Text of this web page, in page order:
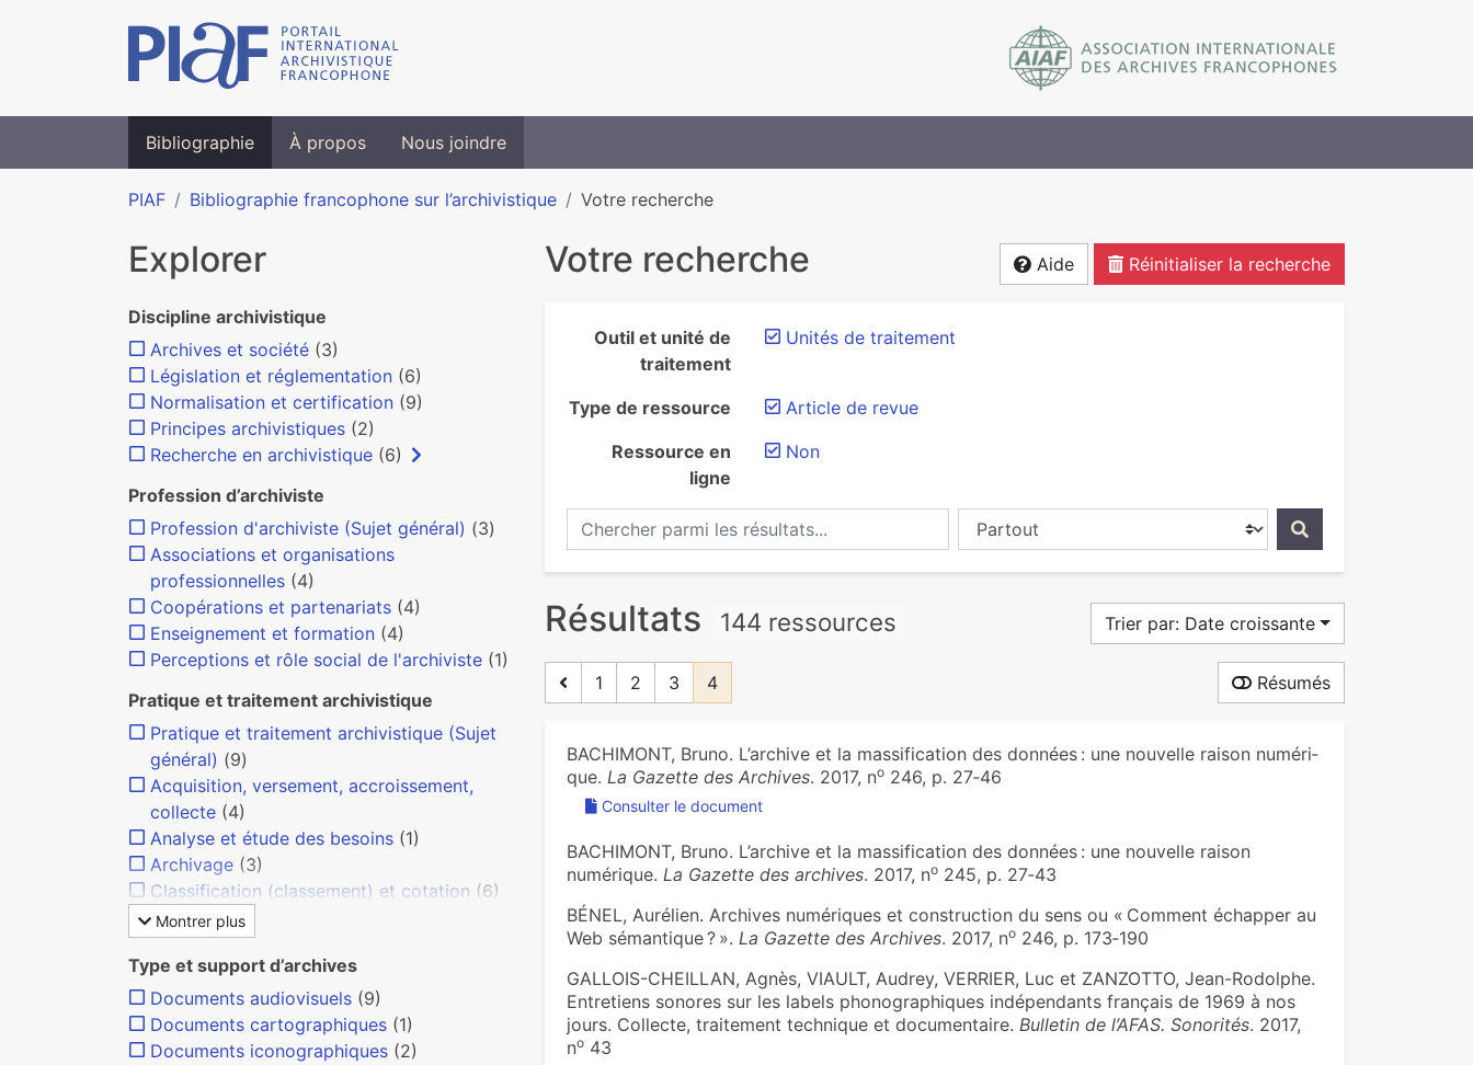
Bibliographie À propos Nous joindre
PIAF Bibliographie francophone sur l’archivistique Votre recherche
Votre recherche Aide Réinitialiser la recherche
Outil et unité de
traitement
Unités de traitement
Type de ressource
Article de revue
Ressource en
ligne
Non
Chercher parmi les résultats... Chercher dans...
Résultats 144 ressources Trier par: Date croissante
1 2 3 4 Résumés
BACHIMONT, Bruno. L’archive et la mas­si­fi­ca­tion des don­nées : une nou­velle raison numé­ri­
que. La Gazette des Archives. 2017, no246, p. 27‑46
Consulter le document
BACHIMONT, Bruno. L’archive et la massification des données : une nouvelle raison
numérique. La Gazette des archives. 2017, no245, p. 27‑43
BÉNEL, Aurélien. Archives numériques et construction du sens ou « Comment échapper au
Web sémantique ? ». La Gazette des Archives. 2017, no246, p. 173‑190
GALLOIS-CHEILLAN, Agnès, VIAULT, Audrey, VERRIER, Luc et ZANZOTTO, Jean-Rodolphe.
Entretiens sonores sur les labels phonographiques indépendants français de 1969 à nos
jours. Collecte, traitement technique et documentaire. Bulletin de l’AFAS. Sonorités. 2017,
no43
Explorer
Discipline archivistique
Archives et société (3)
Législation et réglementation (6)
Normalisation et certification (9)
Principes archivistiques (2)
Recherche en archivistique (6)
Profession d’archiviste
Profession d'archiviste (Sujet général) (3)
Associations et organisations
professionnelles (4)
Coopérations et partenariats (4)
Enseignement et formation (4)
Perceptions et rôle social de l'archiviste (1)
Pratique et traitement archivistique
Pratique et traitement archivistique (Sujet
général) (9)
Acquisition, versement, accroissement,
collecte (4)
Analyse et étude des besoins (1)
Archivage (3)
Classification (classement) et cotation (6)
Montrer plus
Type et support d’archives
Documents audiovisuels (9)
Documents cartographiques (1)
Documents iconographiques (2)